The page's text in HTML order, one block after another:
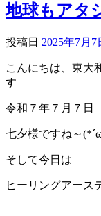
地球もアタ
投稿日 2025年7月7
こんにちは、東大
す
令和７年７月７日
七夕様ですね～
そして今日は
ヒーリングアース